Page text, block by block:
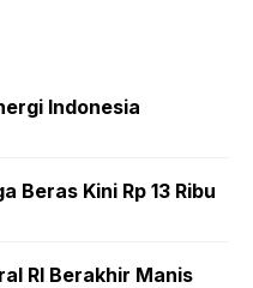
Indonesia
Beras Kini Rp 13 Ribu
RI Berakhir Manis